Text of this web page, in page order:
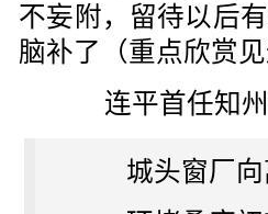
不妄附，留待以后
脑补了（重点欣赏
连平首任知州
城头窗厂向